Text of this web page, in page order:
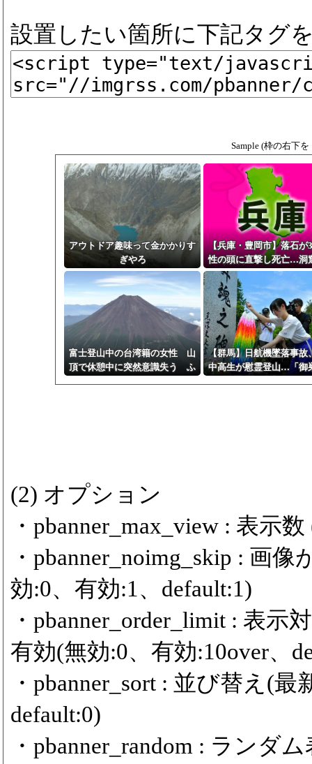
設置したい箇所に下記タグ
Sample (枠の右下
アウトドア趣味って金かかりす
ぎやろ
【兵庫・豊岡市】落石が
性の頭に直撃し死亡…洞
でスマホ撮影中 家族5
水浴中
富士登山中の台湾籍の女性 山
頂で休憩中に突然意識失う ふ
【群馬】日航機墜落事故
中高生が慰霊登山…「御
(2) オプション
・pbanner_max_view : 表示
・pbanner_noimg_skip : 画
効:0、有効:1、default:1)
・pbanner_order_limit : 表
有効(無効:0、有効:10over、
・pbanner_sort : 並び替え(
default:0)
・pbanner_random : ランダ